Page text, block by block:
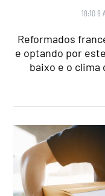
18:10 8
Reformados
e optando por
baixo e o clima